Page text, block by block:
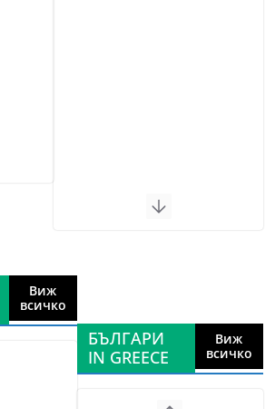
Виж
всичко
БЪЛГАРИ
IN GREECE
Виж
всичко